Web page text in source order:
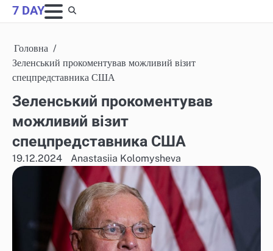
Skip
to
7 DAY
Головна
Зеленський прокоментував можливий візит
спецпредставника США
Зеленський прокоментував
можливий візит
спецпредставника США
19.12.2024 Anastasiia Kolomysheva